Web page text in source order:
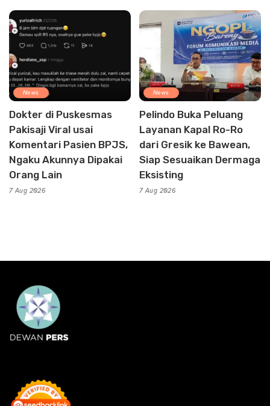
News
Dokter di Puskesmas
Pakisaji Viral usai
Komentari Pasien BPJS,
Ngaku Akunnya Dipakai
Orang Lain
7 Aug 2026
News
Pelindo Buka Peluang
Layanan Kapal Ro-Ro
dari Gresik ke Bawean,
Siap Sesuaikan Dermaga
Eksisting
7 Aug 2026